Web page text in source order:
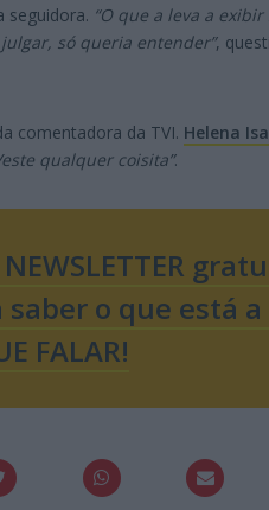
seguidora. “O que a leva a
só queria entender”,
comentadora da TVI. Helena
qualquer coisita”.
o que está a
FALAR!